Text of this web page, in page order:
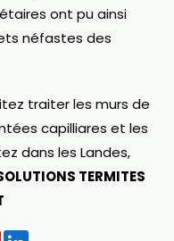
ont pu ainsi
néfastes des
traiter les murs de
capilliares et les
dans les Landes,
TERMITES